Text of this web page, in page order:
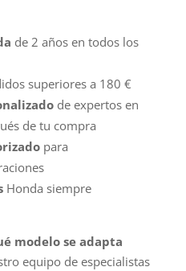
de 2 años en todos los
superiores a 180 €
de expertos en
de tu compra
para
Honda siempre
modelo se adapta
equipo de especialistas